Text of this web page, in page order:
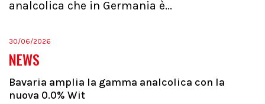
analcolica che in Germania è...
30/06/2026
NEWS
Bavaria amplia la gamma analcolica con la
nuova 0.0% Wit